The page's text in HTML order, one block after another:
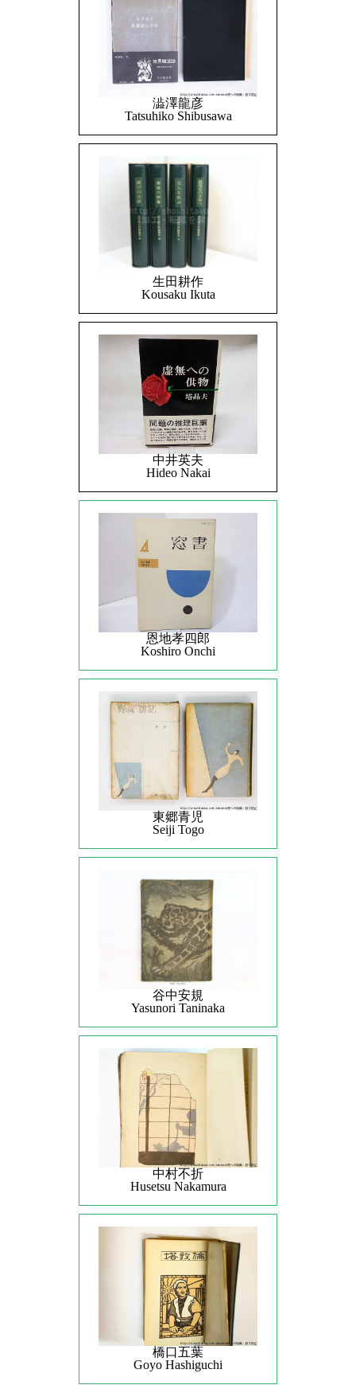
澁澤龍彦
Tatsuhiko Shibusawa
生田耕作
Kousaku Ikuta
中井英夫
Hideo Nakai
恩地孝四郎
Koshiro Onchi
東郷青児
Seiji Togo
谷中安規
Yasunori Taninaka
中村不折
Husetsu Nakamura
橋口五葉
Goyo Hashiguchi